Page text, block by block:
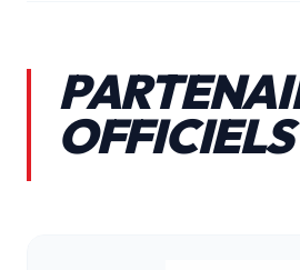
OFFICIELS